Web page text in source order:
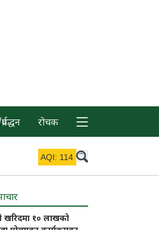
रोचक
AQI: 114
खरिदमा १० लाखको